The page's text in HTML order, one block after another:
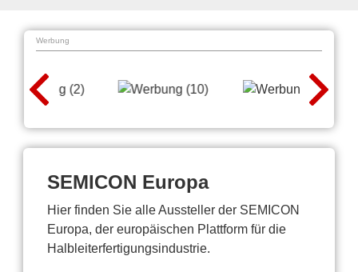
Werbung
SEMICON Europa
Hier finden Sie alle Aussteller der SEMICON
Europa, der europäischen Plattform für die
Halbleiterfertigungsindustrie.